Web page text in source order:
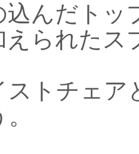
込んだトッ
えられたス
ストチェア